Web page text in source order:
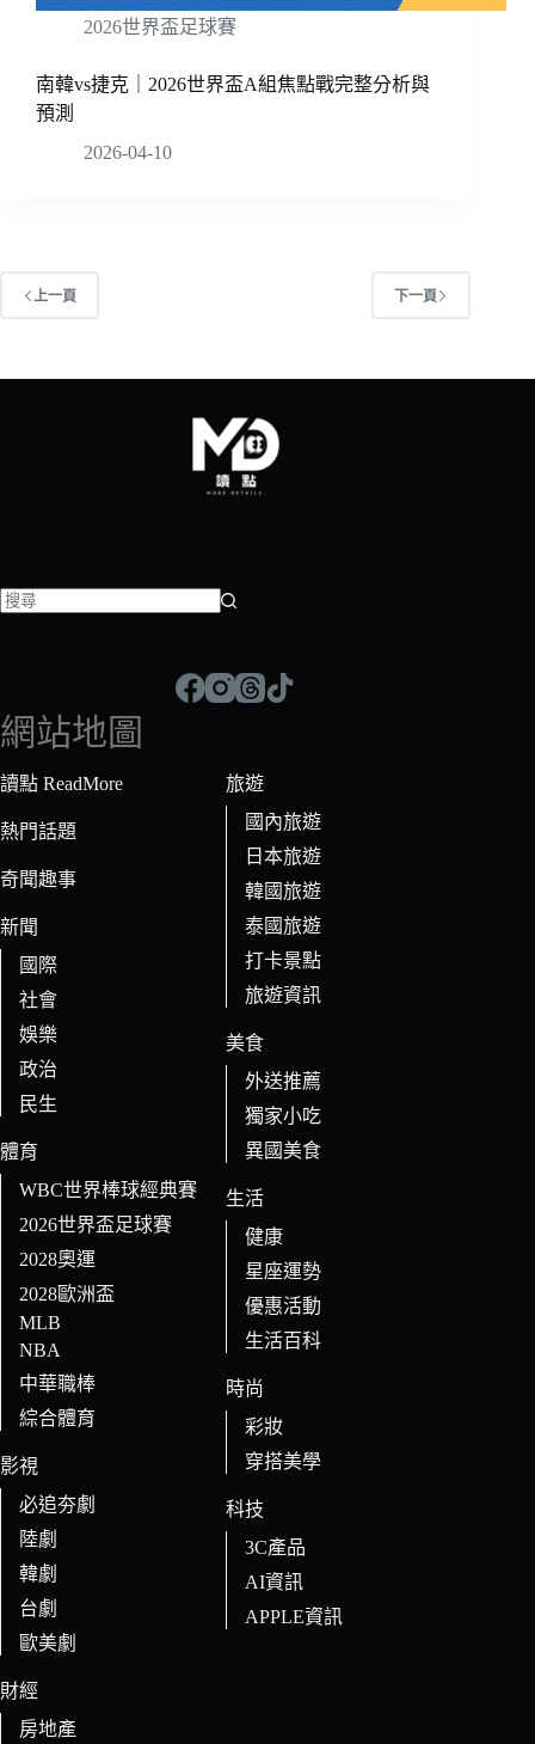
2026世界盃足球賽
南韓vs捷克｜2026世界盃A組焦點戰完整分析與
預測
2026-04-10
上一頁 下一頁
符
合
條
的
果
網站地圖
讀點 ReadMore
熱門話題
奇聞趣事
新聞
國際
社會
娛樂
政治
民生
體育
WBC世界棒球經典賽
2026世界盃足球賽
2028奧運
2028歐洲盃
MLB
NBA
中華職棒
綜合體育
影視
必追夯劇
陸劇
韓劇
台劇
歐美劇
財經
房地產
旅遊
國內旅遊
日本旅遊
韓國旅遊
泰國旅遊
打卡景點
旅遊資訊
美食
外送推薦
獨家小吃
異國美食
生活
健康
星座運勢
優惠活動
生活百科
時尚
彩妝
穿搭美學
科技
3C產品
AI資訊
APPLE資訊